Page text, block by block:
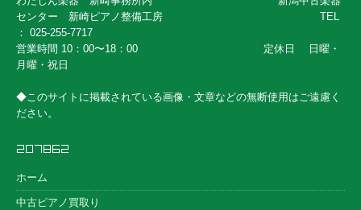
センター 新崎ピアノ整備工房 TEL
： 025-255-7717
営業時間 10：00〜18：00 定休日 日曜・
月曜・祝日
◆このサイトに掲載されている画像・文章などの無断使用はご遠慮く
ださい。
ホーム
中古ピアノ買取り